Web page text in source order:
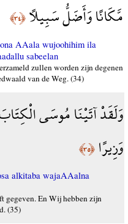
مَّكَانًا وَأَضَلُّ سَبِيلًا﴿٣٤﴾
AAala wujoohihim ila
sabeelan
zullen worden zijn degenen
van de Weg. (34)
وَلَقَدْ آتَيْنَا مُوسَى
وَزِيرًا﴿٣٥﴾
alkitaba wajaAAalna
gegeven. En Wij hebben zijn
(35)